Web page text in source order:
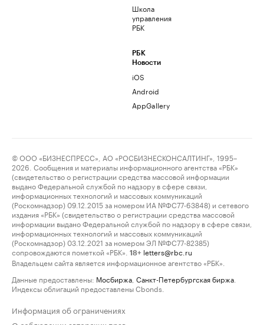
Школа
управления
РБК
РБК
Новости
iOS
Android
AppGallery
© ООО «БИЗНЕСПРЕСС», АО «РОСБИЗНЕСКОНСАЛТИНГ», 1995–
2026. Сообщения и материалы информационного агентства «РБК»
(свидетельство о регистрации средства массовой информации
выдано Федеральной службой по надзору в сфере связи,
информационных технологий и массовых коммуникаций
(Роскомнадзор) 09.12.2015 за номером ИА №ФС77-63848) и сетевого
издания «РБК» (свидетельство о регистрации средства массовой
информации выдано Федеральной службой по надзору в сфере связи,
информационных технологий и массовых коммуникаций
(Роскомнадзор) 03.12.2021 за номером ЭЛ №ФС77-82385)
сопровождаются пометкой «РБК».
18+ letters@rbc.ru
Владельцем сайта является информационное агентство «РБК».
Данные предоставлены: Мосбиржа Санкт-Петербургская биржа
Индексы облигаций предоставлены Cbonds.
Информация об ограничениях